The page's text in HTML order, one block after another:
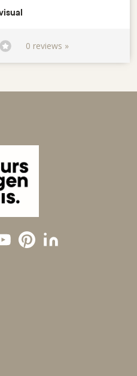
0 reviews »